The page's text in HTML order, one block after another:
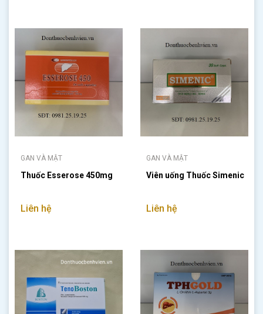
GAN VÀ MẬT
Thuốc Esserose 450mg
Liên hệ
GAN VÀ MẬT
Viên uống Thuốc Simenic
Liên hệ